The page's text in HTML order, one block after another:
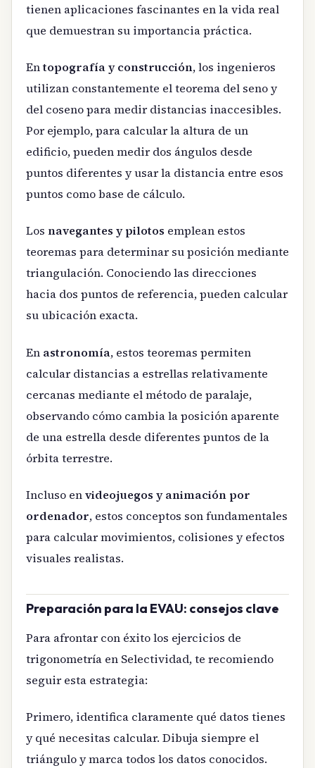
tienen aplicaciones fascinantes en la vida real
que demuestran su importancia práctica.
Entopografía y construcción, los ingenieros
utilizan constantemente el teorema del seno y
del coseno para medir distancias inaccesibles.
Por ejemplo, para calcular la altura de un
edificio, pueden medir dos ángulos desde
puntos diferentes y usar la distancia entre esos
puntos como base de cálculo.
Los navegantes y pilotos emplean estos
teoremas para determinar su posición mediante
triangulación. Conociendo las direcciones
hacia dos puntos de referencia, pueden calcular
su ubicación exacta.
En astronomía, estos teoremas permiten
calcular distancias a estrellas relativamente
cercanas mediante el método de paralaje,
observando cómo cambia la posición aparente
de una estrella desde diferentes puntos de la
órbita terrestre.
Incluso envideojuegos y animación por
ordenador, estos conceptos son fundamentales
para calcular movimientos, colisiones y efectos
visuales realistas.
Preparación para la EVAU: consejos clave
Para afrontar con éxito los ejercicios de
trigonometría en Selectividad, te recomiendo
seguir esta estrategia:
Primero, identifica claramente qué datos tienes
y qué necesitas calcular. Dibuja siempre el
triángulo y marca todos los datos conocidos.